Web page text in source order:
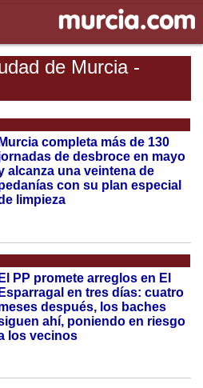
de Murcia -
Murcia completa más de 130
de desbroce en mayo
alcanza una veintena de
con su plan especial
limpieza
El PP promete arreglos en El
Esparragal en tres días: cuatro
después, los baches
ahí, poniendo en riesgo
los vecinos